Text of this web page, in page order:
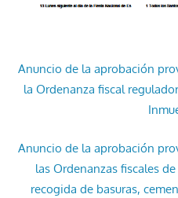
Anuncio de la aprobación
la Ordenanza fiscal
Anuncio de la aprobación
las Ordenanzas fiscales
recogida de basuras,